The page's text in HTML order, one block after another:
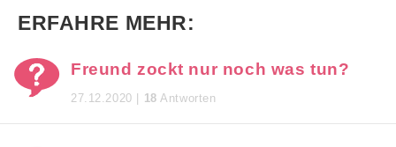
ERFAHRE MEHR:
Freund zockt nur noch was tun?
27.12.2020 | 18 Antworten